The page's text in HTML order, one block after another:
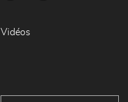
Vidéos